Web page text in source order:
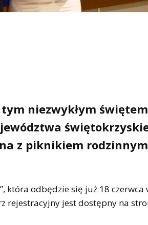
niezwykłym
z piknikiem
która odbędzie się już 18 czerwca
rejestracyjny jest dostępny na